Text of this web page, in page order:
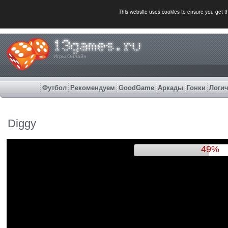
This website uses cookies to ensure you get
Игры Онлайн
Футбол Рекомендуем GoodGame Аркады Гонки
Diggy
52%